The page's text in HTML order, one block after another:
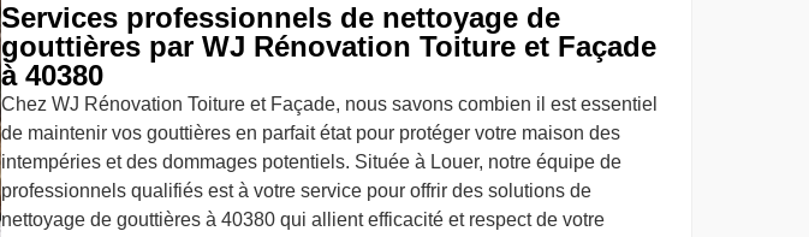
Services professionnels de nettoyage de
gouttières par WJ Rénovation Toiture et Façade
à 40380
Chez WJ Rénovation Toiture et Façade, nous savons combien il est essentiel
de maintenir vos gouttières en parfait état pour protéger votre maison des
intempéries et des dommages potentiels. Située à Louer, notre équipe de
professionnels qualifiés est à votre service pour offrir des solutions de
nettoyage de gouttières à 40380 qui allient efficacité et respect de votre